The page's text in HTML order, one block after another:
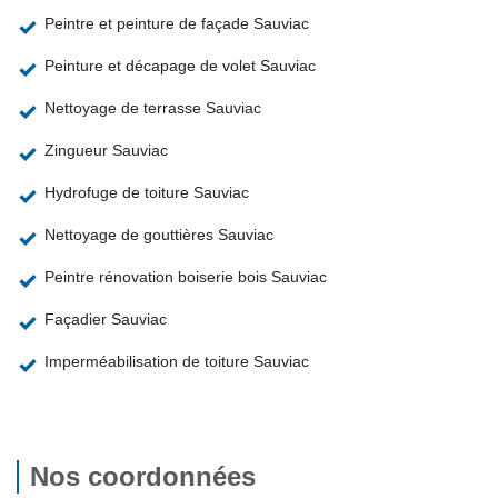
Peintre et peinture de façade Sauviac
Peinture et décapage de volet Sauviac
Nettoyage de terrasse Sauviac
Zingueur Sauviac
Hydrofuge de toiture Sauviac
Nettoyage de gouttières Sauviac
Peintre rénovation boiserie bois Sauviac
Façadier Sauviac
Imperméabilisation de toiture Sauviac
Nos coordonnées